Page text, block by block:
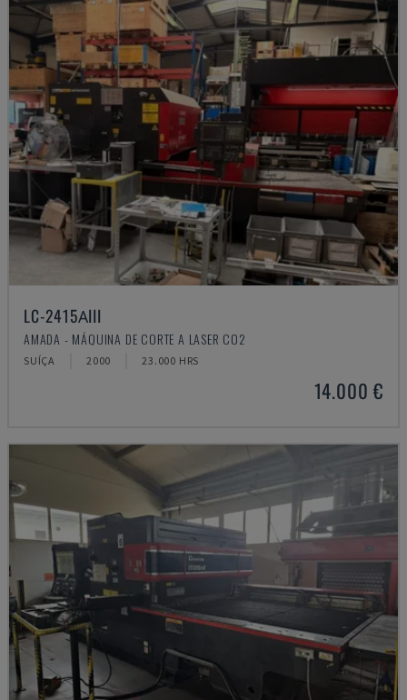
LC-2415ΑIII
AMADA - MÁQUINA DE CORTE A LASER CO2
SUÍÇA 2000 23.000 HRS
14.000 €